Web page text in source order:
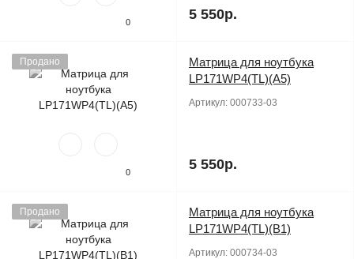
0 5 550р.
Продано
0
Матрица для ноутбука
LP171WP4(TL)(A5)
Артикул: 000733-03
5 550р.
Продано
Матрица для ноутбука
LP171WP4(TL)(B1)
Артикул: 000734-03